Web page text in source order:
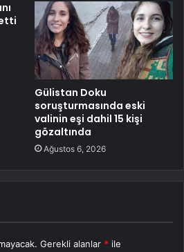
Gülistan Doku
soruşturmasında eski
valinin eşi dahil 15 kişi
gözaltında
Ağustos 6, 2026
Gerekli alanlar * ile